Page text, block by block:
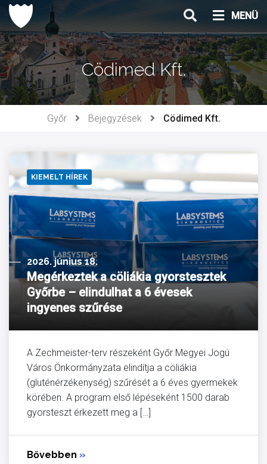
Ugrás
tartalomhoz
MENÜ
Cödimed Kft.
Győr Bejegyzések Cödimed Kft.
KIEMELT HÍREK
2026. június 18.
Megérkeztek a cöliákia gyorstesztek
Győrbe – elindulhat a 6 évesek
ingyenes szűrése
A Zechmeister-terv részeként Győr Megyei Jogú
Város Önkormányzata elindítja a cöliákia
(gluténérzékenység) szűrését a 6 éves gyermekek
körében. A program első lépéseként 1500 darab
gyorsteszt érkezett meg a […]
Bővebben »